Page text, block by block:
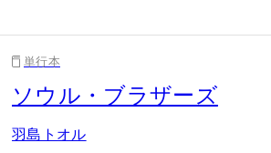
単行本
ソウル・ブラザーズ
羽島トオル